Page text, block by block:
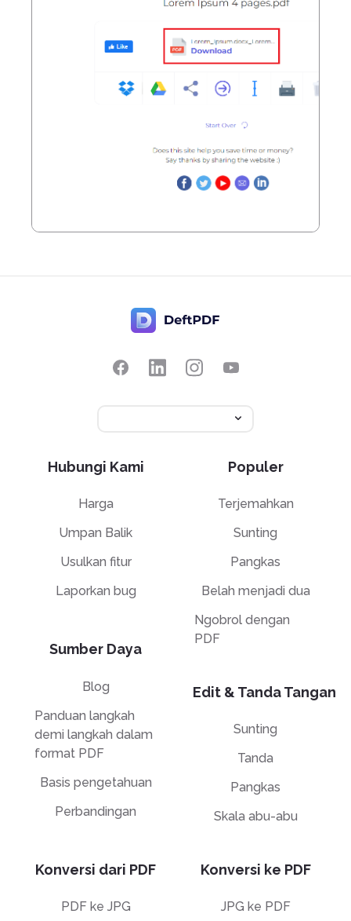
Hubungi Kami
Harga
Umpan Balik
Usulkan fitur
Laporkan bug
Sumber Daya
Blog
Panduan langkah
demi langkah dalam
format PDF
Basis pengetahuan
Perbandingan
Populer
Terjemahkan
Sunting
Pangkas
Belah menjadi dua
Ngobrol dengan
PDF
Edit & Tanda Tangan
Sunting
Tanda
Pangkas
Skala abu-abu
Konversi dari PDF
PDF ke JPG
Konversi ke PDF
JPG ke PDF